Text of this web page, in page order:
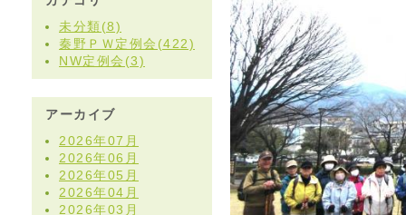
未分類(8)
秦野ＰＷ定例会(422)
NW定例会(3)
アーカイブ
2026年07月
2026年06月
2026年05月
2026年04月
2026年03月